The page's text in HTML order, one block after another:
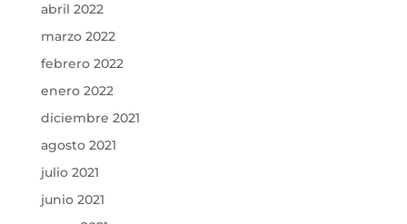
abril 2022
marzo 2022
febrero 2022
enero 2022
diciembre 2021
agosto 2021
julio 2021
junio 2021